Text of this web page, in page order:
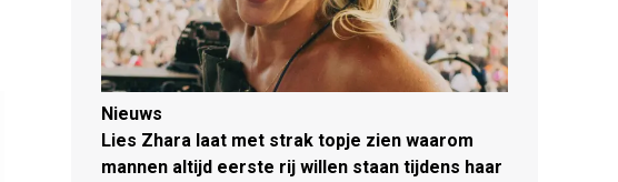
Nieuws
Lies Zhara laat met strak topje zien waarom
mannen altijd eerste rij willen staan tijdens haar